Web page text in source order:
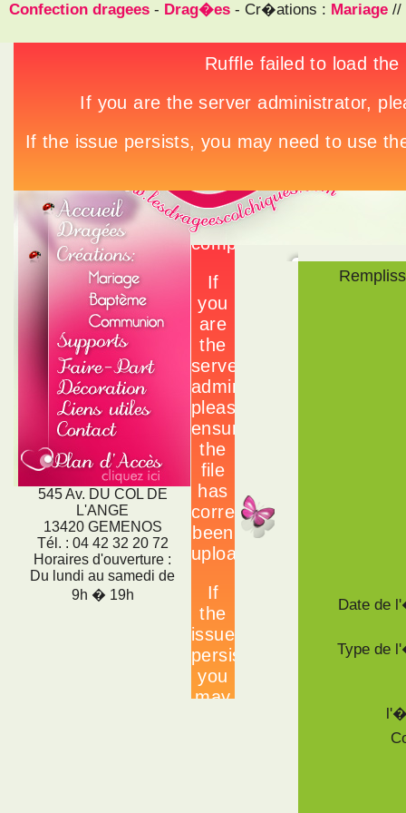
Confection dragees - Drag�es - Cr�ations : Mariage //
545 Av. DU COL DE
L'ANGE
13420 GEMENOS
Tél. : 04 42 32 20 72
Horaires d'ouverture :
Du lundi au samedi de
9h � 19h
Date de
Type de